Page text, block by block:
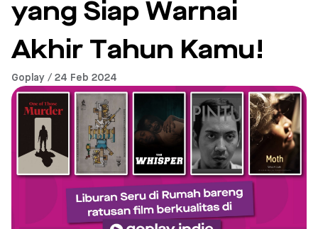
yang Siap Warnai
Akhir Tahun Kamu!
Goplay / 24 Feb 2024